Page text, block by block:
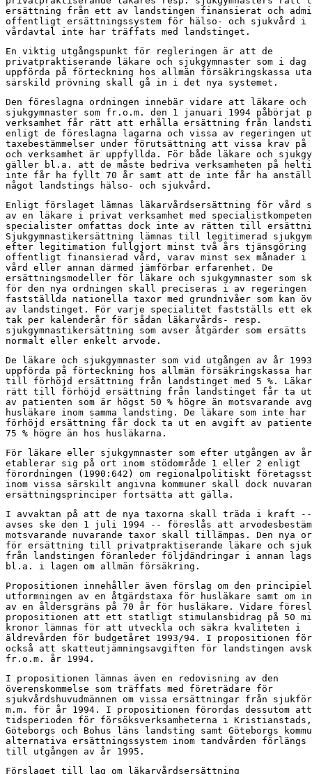
ersättning från ett av landstingen finansierat och
offentligt ersättningssystem för hälso- och sjukvård
vårdavtal inte har träffats med landstinget.
En viktig utgångspunkt för regleringen är att de
privatpraktiserande läkare och sjukgymnaster som i dag
uppförda på förteckning hos allmän försäkringskassa
särskild prövning skall gå in i det nya systemet.
Den föreslagna ordningen innebär vidare att läkare och
sjukgymnaster som fr.o.m. den 1 januari 1994 påbörjat
verksamhet får rätt att erhålla ersättning från
enligt de föreslagna lagarna och vissa av regeringen
taxebestämmelser under förutsättning att vissa krav på
och verksamhet är uppfyllda. För både läkare och
gäller bl.a. att de måste bedriva verksamheten på
inte får ha fyllt 70 år samt att de inte får ha
något landstings hälso- och sjukvård.
Enligt förslaget lämnas läkarvårdsersättning för vård
av en läkare i privat verksamhet med
specialister omfattas dock inte av rätten till
Sjukgymnastikersättning lämnas till legitimerad
efter legitimation fullgjort minst två års
offentligt finansierad vård, varav minst sex månader i
vård eller annan därmed jämförbar erfarenhet. De
ersättningsmodeller för läkare och sjukgymnaster som
för den nya ordningen skall preciseras i av regeringen
fastställda nationella taxor med grundnivåer som kan
av landstinget. För varje specialitet fastställs ett
tak per kalenderår för sådan läkarvårds- resp.
sjukgymnastikersättning som avser åtgärder som ersätts
normalt eller enkelt arvode.
De läkare och sjukgymnaster som vid utgången av år
uppförda på förteckning hos allmän försäkringskassa
till förhöjd ersättning från landstinget med 5 %.
rätt till förhöjd ersättning från landstinget får ta
av patienten som är högst 50 % högre än motsvarande
husläkare inom samma landsting. De läkare som inte
förhöjd ersättning får dock ta ut en avgift av
75 % högre än hos husläkarna.
För läkare eller sjukgymnaster som efter utgången av år
etablerar sig på ort inom stödområde 1 eller 2 enligt
förordningen (1990:642) om regionalpolitiskt
inom vissa särskilt angivna kommuner skall dock
ersättningsprinciper fortsätta att gälla.
I avvaktan på att de nya taxorna skall träda i kraft
avses ske den 1 juli 1994 -- föreslås att
motsvarande nuvarande taxor skall tillämpas. Den nya
för ersättning till privatpraktiserande läkare och
från landstingen föranleder följdändringar i annan
bl.a. i lagen om allmän försäkring.
Propositionen innehåller även förslag om den
utformningen av en åtgärdstaxa för husläkare samt om
av en åldersgräns på 70 år för husläkare. Vidare
propositionen att ett statligt stimulansbidrag på 50
kronor lämnas för att utveckla och säkra kvaliteten i
äldrevården för budgetåret 1993/94. I propositionen
också att skatteutjämningsavgiften för landstingen
fr.o.m. år 1994.
I propositionen lämnas även en redovisning av den
överenskommelse som träffats med företrädare för
sjukvårdshuvudmännen om vissa ersättningar från
m.m. för år 1994. I propositionen förordas dessutom att
tidsperioden för försöksverksamheterna i Kristianstads,
Göteborgs och Bohus läns landsting samt Göteborgs
alternativa ersättningssystem inom tandvården förlängs
till utgången av år 1995.
Förslaget till lag om läkarvårdsersättning